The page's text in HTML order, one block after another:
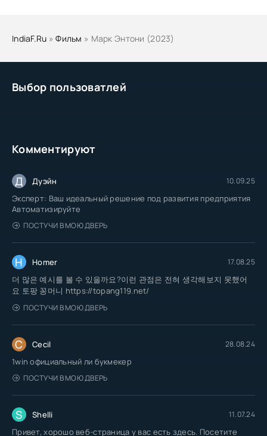
Выбор пользоватлей
Комментируют
Д Дуэйн 10.09.25
Эксперт: Ваш идеальный решение под развития предприятия
Автоматизируйте
ПОСТУЧИ В МОЮ ДВЕРЬ
H Homer 17.08.25
더 많은 예시를 볼 수 있을까요?이런 관점은 전혀 생각해보지 못했어
요 토팡 꽁머니 https://topang119.net/
ПОСТУЧИ В МОЮ ДВЕРЬ
C Cecil 28.08.24
1win официальный ли букмекер
ПОСТУЧИ В МОЮ ДВЕРЬ
S Shelli 11.07.24
Привет, хорошо веб-страница у вас есть здесь. Посетите
IndiaF.Ru »Фильм » Марк Энтони (2023)